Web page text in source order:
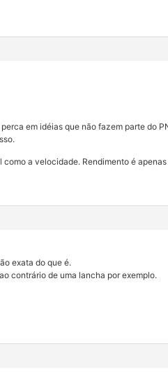
em idéias que não fazem parte do
a velocidade. Rendimento é apenas
exata do que é.
contrário de uma lancha por exemplo.